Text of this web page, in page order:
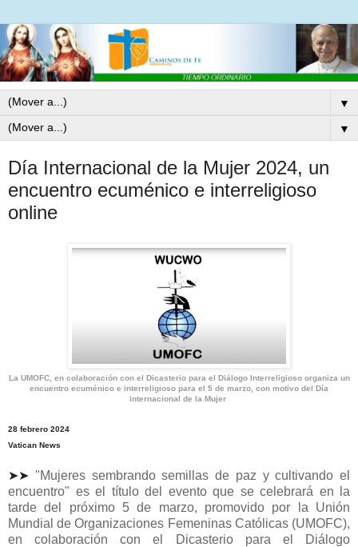
▼
▼
Día Internacional de la Mujer 2024, un
encuentro ecuménico e interreligioso
online
La UMOFC, en colaboración con el Dicasterio para el Diálogo Interreligioso organiza un
encuentro ecuménico e interreligioso para el 5 de marzo, con motivo del Día
internacional de la Mujer
28 febrero 2024
Vatican News
➤➤ "Mujeres sembrando semillas de paz y cultivando el
encuentro" es el título del evento que se celebrará en la
tarde del próximo 5 de marzo, promovido por la Unión
Mundial de Organizaciones Femeninas Católicas (UMOFC),
en colaboración con el Dicasterio para el Diálogo